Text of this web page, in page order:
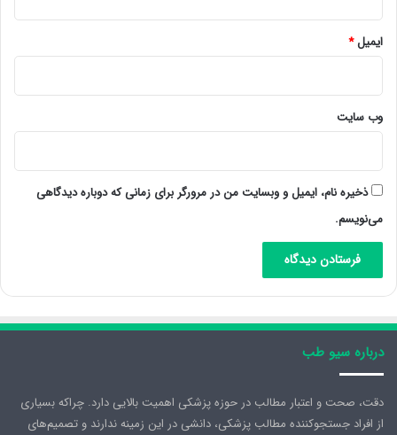
ایمیل*
وب‌ سایت
ذخیره نام، ایمیل و وبسایت من در مرورگر برای زمانی که دوباره دیدگاهی
می‌نویسم.
درباره سیو طب
دقت، صحت و اعتبار مطالب در حوزه پزشکی اهمیت بالایی دارد. چراکه بسیاری
از افراد جستجوکننده مطالب پزشکی، دانشی در این زمینه ندارند و تصمیم‌های